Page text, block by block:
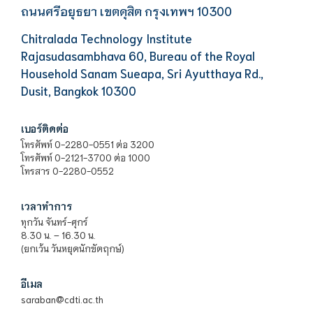
ถนนศรีอยุธยา เขตดุสิต กรุงเทพฯ 10300
Chitralada Technology Institute
Rajasudasambhava 60, Bureau of the Royal
Household Sanam Sueapa, Sri Ayutthaya Rd.,
Dusit, Bangkok 10300
เบอร์ติดต่อ
โทรศัพท์ 0-2280-0551 ต่อ 3200
โทรศัพท์ 0-2121-3700 ต่อ 1000
โทรสาร 0-2280-0552
เวลาทำการ
ทุกวัน จันทร์-ศุกร์
8.30 น. – 16.30 น.
(ยกเว้น วันหยุดนักขัตฤกษ์)
อีเมล
saraban@cdti.ac.th